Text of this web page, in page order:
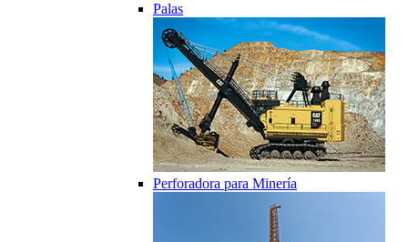
Palas
Perforadora para Minería